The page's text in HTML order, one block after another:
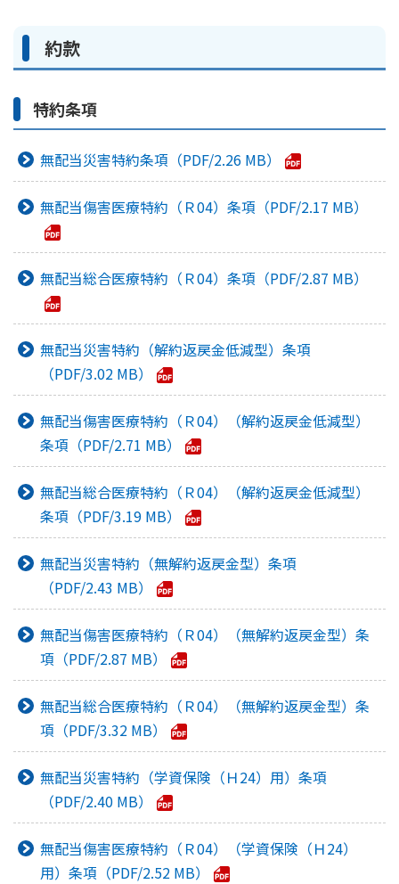
約款
特約条項
無配当災害特約条項 2.26 MB
無配当傷害医療特約（Ｒ04）条項 2.17 MB
無配当総合医療特約（Ｒ04）条項 2.87 MB
無配当災害特約（解約返戻金低減型）条項
3.02 MB
無配当傷害医療特約（Ｒ04）（解約返戻金低減型）
条項
2.71 MB
無配当総合医療特約（Ｒ04）（解約返戻金低減型）
条項
3.19 MB
無配当災害特約（無解約返戻金型）条項
2.43 MB
無配当傷害医療特約（Ｒ04）（無解約返戻金型）条
項
2.87 MB
無配当総合医療特約（Ｒ04）（無解約返戻金型）条
項
3.32 MB
無配当災害特約（学資保険（Ｈ24）用）条項
2.40 MB
無配当傷害医療特約（Ｒ04）（学資保険（Ｈ24）
用）条項
2.52 MB